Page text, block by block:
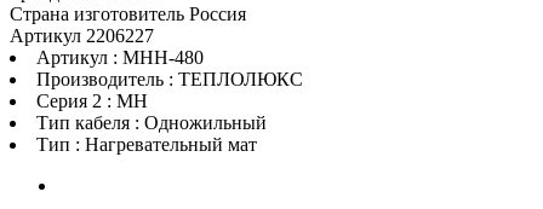
Страна изготовитель Россия
Артикул 2206227
Артикул : МНН-480
Производитель : ТЕПЛОЛЮКС
Серия 2 : МН
Тип кабеля : Одножильный
Тип : Нагревательный мат